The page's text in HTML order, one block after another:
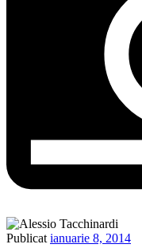
Publicat ianuarie 8, 2014